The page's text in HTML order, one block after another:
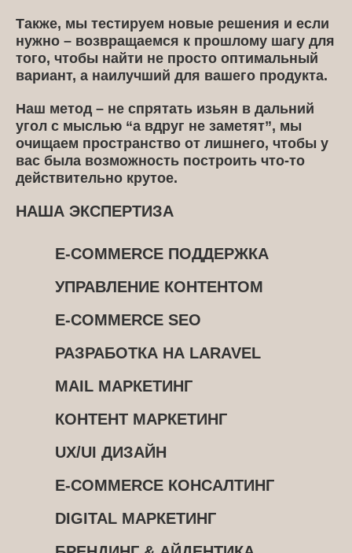
Также, мы тестируем новые решения и если
нужно – возвращаемся к прошлому шагу для
того, чтобы найти не просто оптимальный
вариант, а наилучший для вашего продукта.
Наш метод – не спрятать изьян в дальний
угол с мыслью “а вдруг не заметят”, мы
очищаем пространство от лишнего, чтобы у
вас была возможность построить что-то
действительно крутое.
НАША ЭКСПЕРТИЗА
E-COMMERCE ПОДДЕРЖКА
УПРАВЛЕНИЕ КОНТЕНТОМ
E-COMMERCE SEO
РАЗРАБОТКА НА LARAVEL
MAIL МАРКЕТИНГ
КОНТЕНТ МАРКЕТИНГ
UX/UI ДИЗАЙН
E-COMMERCE КОНСАЛТИНГ
DIGITAL МАРКЕТИНГ